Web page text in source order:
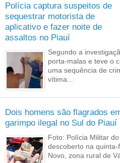
Polícia captura suspeitos de
sequestrar motorista de
aplicativo e fazer noite de
assaltos no Piauí
Segundo a
porta-malas e teve o
uma sequência de
vítima...
Dois homens são flagrados
garimpo ilegal no Sul do Piauí
Foto: Polícia Militar
descoberto na
Novo, zona rural de